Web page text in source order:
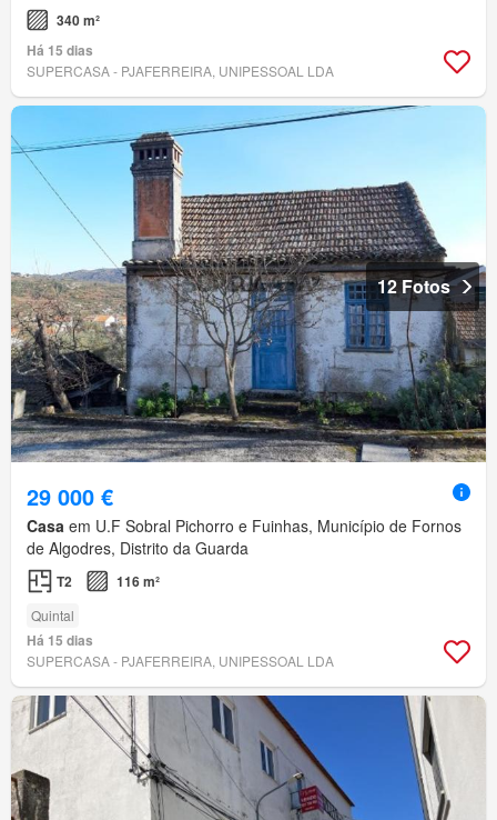
340 m²
Há 15 dias
SUPERCASA - PJAFERREIRA, UNIPESSOAL LDA
12 Fotos
29 000 €
Casa em U.F Sobral Pichorro e Fuinhas, Município de Fornos
de Algodres, Distrito da Guarda
T2 116 m²
Quintal
Há 15 dias
SUPERCASA - PJAFERREIRA, UNIPESSOAL LDA